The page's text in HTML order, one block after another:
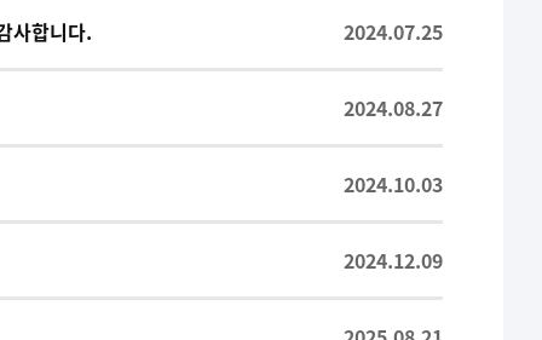
사합니다. 2024.07.25
2024.08.27
2024.10.03
2024.12.09